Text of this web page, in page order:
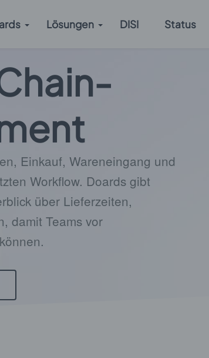
Lösungen DISI Status
Einkauf, Wareneingang und
Workflow. Doards gibt
über Lieferzeiten,
damit Teams vor